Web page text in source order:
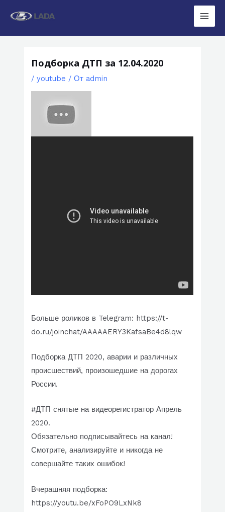
Main
Подборка ДТП за 12.04.2020
/youtube / От admin
Больше роликов в Telegram: https://t-
do.ru/joinchat/AAAAAERY3KafsaBe4d8lqw
Подборка ДТП 2020, аварии и различных
происшествий, произошедшие на дорогах
России.
#ДТП снятые на видеорегистратор Апрель
2020.
Обязательно подписывайтесь на канал!
Смотрите, анализируйте и никогда не
совершайте таких ошибок!
Вчерашняя подборка:
https://youtu.be/xFoPO9LxNk8